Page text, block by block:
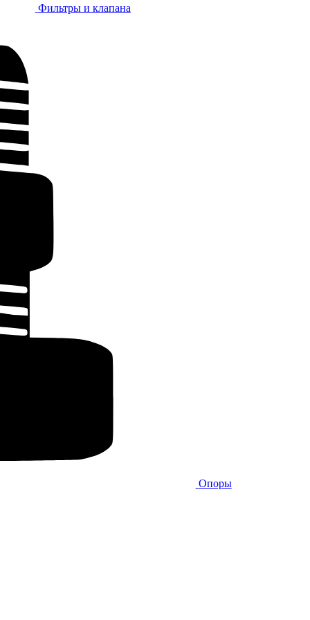
Фильтры и клапана
Опоры